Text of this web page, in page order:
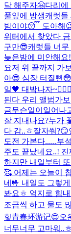
닥 해주자🤗다리에
풀잎에 방생캐럿들
밤이야😴 도아해
위터에서 찾았다
구만😎캐럿들 너
늦은밤에 미안해요
요저 위 끝까지 가
아😎 심장 터질뻔
일🖤 대박나자
된다 우리 앨범가
금무슨일이일어나
잘 지내나요?누가
다 감..ㅎ잘자쒀?😏
도전 가본다......부
주도 끝났네요..!
하지만 내일부터
🥰 어제는 오늘이
네🤟 내일도 그렇
봐요ㅎ 억지로 힘
조금씩 하고 물도
힣青春环游记😍오
너무너무 고마워..